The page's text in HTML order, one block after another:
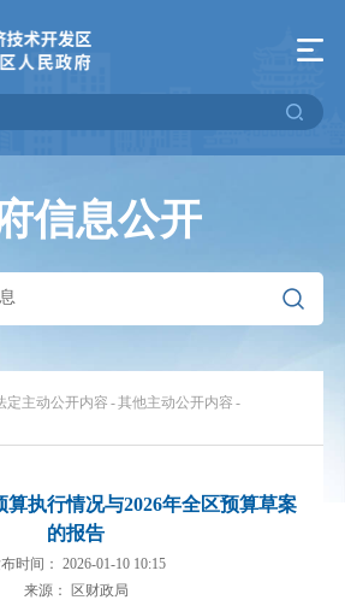
信息公开
定主动公开内容 -其他主动公开内容 -
算执行情况与2026年全区预算草案
的报告
时间： 2026-01-10 10:15
来源： 区财政局